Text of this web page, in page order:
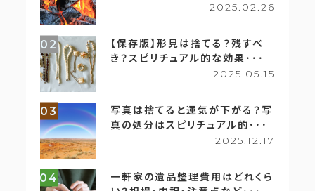
2025.02.26
02
【保存版】形見は捨てる？残すべ
き？スピリチュアル的な効果･･･
2025.05.15
03
写真は捨てると運気が下がる？写
真の処分はスピリチュアル的･･･
2025.12.17
04
一軒家の遺品整理費用はどれくら